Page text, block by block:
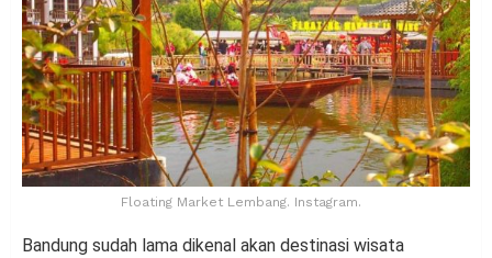
Floating Market Lembang. Instagram.
Bandung sudah lama dikenal akan destinasi wisata